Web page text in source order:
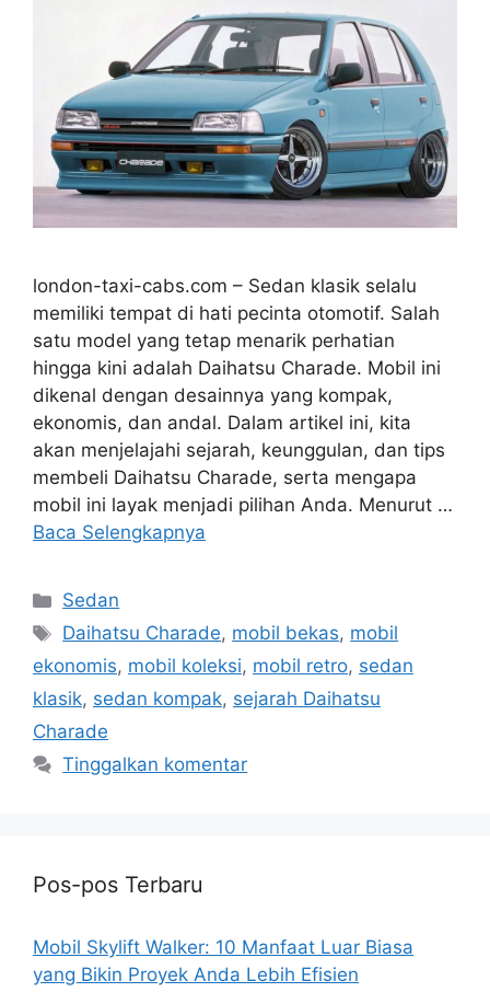
london-taxi-cabs.com – Sedan klasik selalu
memiliki tempat di hati pecinta otomotif. Salah
satu model yang tetap menarik perhatian
hingga kini adalah Daihatsu Charade. Mobil ini
dikenal dengan desainnya yang kompak,
ekonomis, dan andal. Dalam artikel ini, kita
akan menjelajahi sejarah, keunggulan, dan tips
membeli Daihatsu Charade, serta mengapa
mobil ini layak menjadi pilihan Anda. Menurut …
Baca Selengkapnya
Kategori
Sedan
Tag
Daihatsu Charade, mobil bekas, mobil
ekonomis, mobil koleksi, mobil retro, sedan
klasik, sedan kompak, sejarah Daihatsu
Charade
Tinggalkan komentar
Pos-pos Terbaru
Mobil Skylift Walker: 10 Manfaat Luar Biasa
yang Bikin Proyek Anda Lebih Efisien